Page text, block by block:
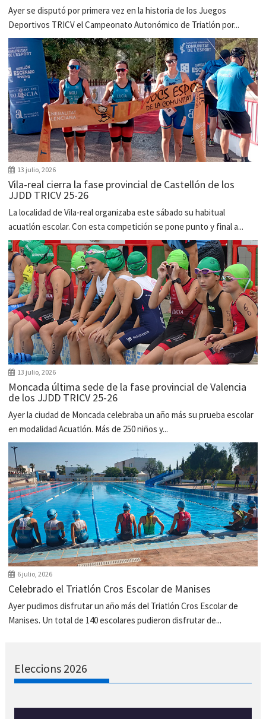
Ayer se disputó por primera vez en la historia de los Juegos
Deportivos TRICV el Campeonato Autonómico de Triatlón por...
13 julio, 2026
Vila-real cierra la fase provincial de Castellón de los
JJDD TRICV 25-26
La localidad de Vila-real organizaba este sábado su habitual
acuatlón escolar. Con esta competición se pone punto y final a...
13 julio, 2026
Moncada última sede de la fase provincial de Valencia
de los JJDD TRICV 25-26
Ayer la ciudad de Moncada celebraba un año más su prueba escolar
en modalidad Acuatlón. Más de 250 niños y...
6 julio, 2026
Celebrado el Triatlón Cros Escolar de Manises
Ayer pudimos disfrutar un año más del Triatlón Cros Escolar de
Manises. Un total de 140 escolares pudieron disfrutar de...
Eleccions 2026